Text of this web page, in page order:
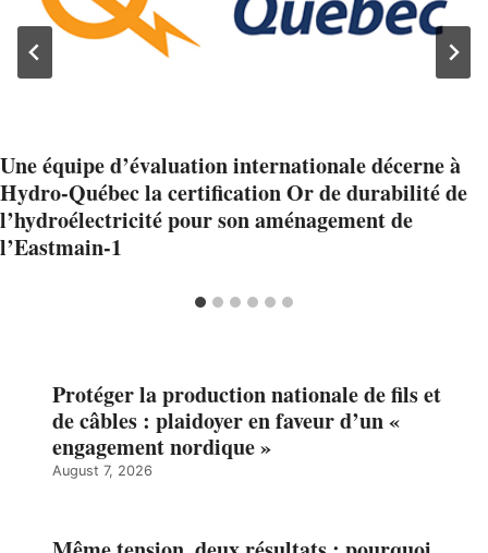
Une équipe d’évaluation internationale décerne à
Hydro-Québec la certification Or de durabilité de
l’hydroélectricité pour son aménagement de
l’Eastmain-1
Protéger la production nationale de fils et
de câbles : plaidoyer en faveur d’un «
engagement nordique »
August 7, 2026